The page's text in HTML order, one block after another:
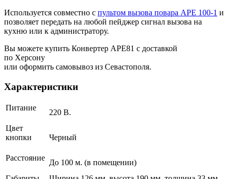
Используется совместно с пультом вызова повара APE 100-1 и
позволяет передать на любой пейджер сигнал вызова на
кухню или к администратору.
Вы можете купить Конвертер APE81 с доставкой
по Херсону
или оформить самовывоз из Севастополя.
Характеристики
Питание
220 В.
Цвет
кнопки
Черный
Расстояние
До 100 м. (в помещении)